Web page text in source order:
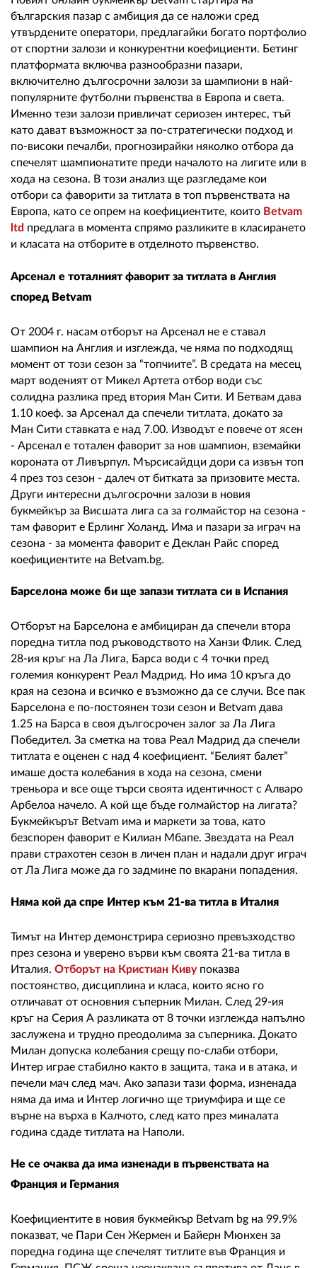
българския пазар с амбиция да се наложи сред
утвърдените оператори, предлагайки богато портфолио
от спортни залози и конкурентни коефициенти. Бетинг
платформата включва разнообразни пазари,
включително дългосрочни залози за шампиони в най-
популярните футболни първенства в Европа и света.
Именно тези залози привличат сериозен интерес, тъй
като дават възможност за по-стратегически подход и
по-високи печалби, прогнозирайки няколко отбора да
спечелят шампионатите преди началото на лигите или в
хода на сезона. В този анализ ще разгледаме кои
отбори са фаворити за титлата в топ първенствата на
Европа, като се опрем на коефициентите, които Betvam
ltd предлага в момента спрямо разликите в класирането
и класата на отборите в отделното първенство.
Арсенал е тоталният фаворит за титлата в Англия
според Betvam
От 2004 г. насам отборът на Арсенал не е ставал
шампион на Англия и изглежда, че няма по подходящ
момент от този сезон за “топчиите”. В средата на месец
март воденият от Микел Артета отбор води със
солидна разлика пред втория Ман Сити. И Бетвам дава
1.10 коеф. за Арсенал да спечели титлата, докато за
Ман Сити ставката е над 7.00. Изводът е повече от ясен
- Арсенал е тотален фаворит за нов шампион, вземайки
короната от Ливърпул. Мърсисайдци дори са извън топ
4 през тоз сезон - далеч от битката за призовите места.
Други интересни дългосрочни залози в новия
букмейкър за Висшата лига са за голмайстор на сезона -
там фаворит е Ерлинг Холанд. Има и пазари за играч на
сезона - за момента фаворит е Деклан Райс според
коефициентите на Betvam.bg.
Барселона може би ще запази титлата си в Испания
Отборът на Барселона е амбициран да спечели втора
поредна титла под ръководството на Ханзи Флик. След
28-ия кръг на Ла Лига, Барса води с 4 точки пред
големия конкурент Реал Мадрид. Но има 10 кръга до
края на сезона и всичко е възможно да се случи. Все пак
Барселона е по-постоянен този сезон и Betvam дава
1.25 на Барса в своя дългосрочен залог за Ла Лига
Победител. За сметка на това Реал Мадрид да спечели
титлата е оценен с над 4 коефициент. “Белият балет”
имаше доста колебания в хода на сезона, смени
треньора и все още търси своята идентичност с Алваро
Арбелоа начело. А кой ще бъде голмайстор на лигата?
Букмейкърът Betvam има и маркети за това, като
безспорен фаворит е Килиан Мбапе. Звездата на Реал
прави страхотен сезон в личен план и надали друг играч
от Ла Лига може да го задмине по вкарани попадения.
Няма кой да спре Интер към 21-ва титла в Италия
Тимът на Интер демонстрира сериозно превъзходство
през сезона и уверено върви към своята 21-ва титла в
Италия. Отборът на Кристиан Кивупоказва
постоянство, дисциплина и класа, които ясно го
отличават от основния съперник Милан. След 29-ия
кръг на Серия А разликата от 8 точки изглежда напълно
заслужена и трудно преодолима за съперника. Докато
Милан допуска колебания срещу по-слаби отбори,
Интер играе стабилно както в защита, така и в атака, и
печели мач след мач. Ако запази тази форма, изненада
няма да има и Интер логично ще триумфира и ще се
върне на върха в Калчото, след като през миналата
година сдаде титлата на Наполи.
Не се очаква да има изненади в първенствата на
Франция и Германия
Коефициентите в новия букмейкър Betvam bg на 99.9%
показват, че Пари Сен Жермен и Байерн Мюнхен за
поредна година ще спечелят титлите във Франция и